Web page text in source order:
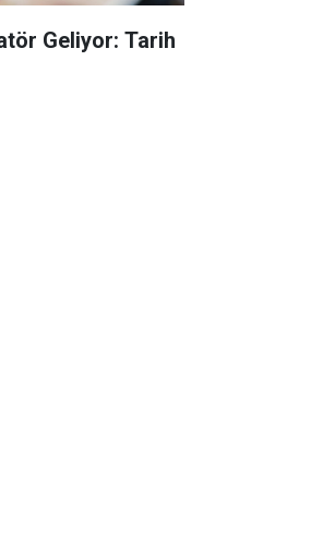
Geliyor: Tarih